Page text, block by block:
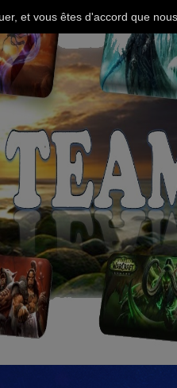
et vous êtes d'accord que